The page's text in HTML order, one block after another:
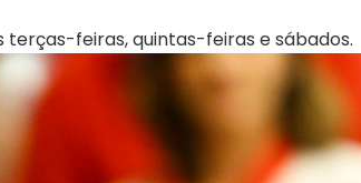
feiras, quintas-feiras e sábados.